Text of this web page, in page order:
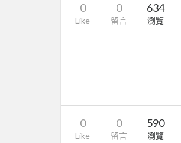
0
Like
0
留言
634
瀏覽
0
Like
0
留言
590
瀏覽